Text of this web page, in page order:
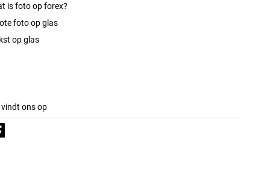
is foto op forex?
foto op glas
op glas
ons op